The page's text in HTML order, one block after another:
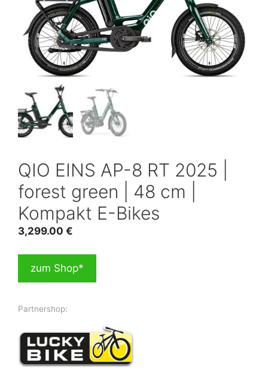
QIO EINS AP-8 RT 2025 |
forest green | 48 cm |
Kompakt E-Bikes
3,299.00 €
zum Shop*
Partnershop: